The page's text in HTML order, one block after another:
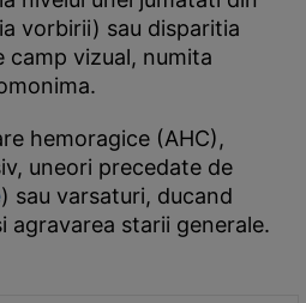
vorbirii) sau disparitia
camp vizual, numita
hemoragice (AHC),
uneori precedate de
) sau varsaturi, ducand
agravarea starii generale.